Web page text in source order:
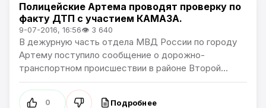
Происшествия
Полицейские Артема проводят проверку по
факту ДТП с участием КАМАЗА.
9-07-2016, 16:56👁 3 640
В дежурную часть отдела МВД России по городу
Артему поступило сообщение о дорожно-
транспортном происшествии в районе Второй...
0 Подробнее